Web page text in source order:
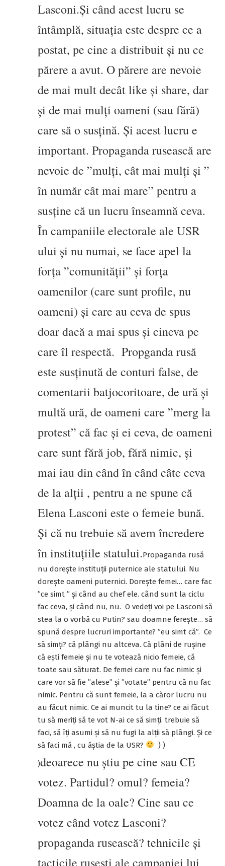
Lasconi.Și când acest lucru se
întâmplă, situația este despre ce a
postat, pe cine a distribuit și nu ce
părere a avut. O părere are nevoie
de mai mult decât like și share, dar
și de mai mulți oameni (sau fără)
care să o susțină. Și acest lucru e
important. Propaganda rusească are
nevoie de ”mulți, cât mai mulți și ”
în număr cât mai mare” pentru a
susține că un lucru înseamnă ceva.
În campaniile electorale ale USR
ului și nu numai, se face apel la
forța ”comunității” și forța
oamenilor (care sunt profile, nu
oameni) și care au ceva de spus
doar dacă a mai spus și cineva pe
care îl respectă. Propganda rusă
este susținută de conturi false, de
comentarii batjocoritoare, de ură și
multă ură, de oameni care ”merg la
protest” că fac și ei ceva, de oameni
care sunt fără job, fără nimic, și
mai iau din când în când câte ceva
de la alții , pentru a ne spune că
Elena Lasconi este o femeie bună.
Și că nu trebuie să avem încredere
în instituțiile statului.Propaganda rusă
nu dorește instituții puternice ale statului. Nu
dorește oameni puternici. Dorește femei… care fac
”ce simt ” și când au chef ele. când sunt la ciclu
fac ceva, și când nu, nu. O vedeți voi pe Lasconi să
stea la o vorbă cu Putin? sau doamne ferește… să
spună despre lucruri importante? ”eu simt că”. Ce
să simți? că plângi nu altceva. Că plâni de rușine
că ești femeie și nu te votează nicio femeie, că
toate sau săturat. De femei care nu fac nimic și
care vor să fie ”alese” și ”votate” pentru că nu fac
nimic. Pentru că sunt femeie, la a căror lucru nu
au făcut nimic. Ce ai muncit tu la tine? ce ai făcut
tu să meriți să te vot N-ai ce să simți. trebuie să
faci, să îți asumi și să nu fugi la alții să plângi. Și ce
să faci mă , cu ăștia de la USR?
) )
)deoarece nu știu pe cine sau CE
votez. Partidul? omul? femeia?
Doamna de la oale? Cine sau ce
votez când votez Lasconi?
propaganda rusească? tehnicile și
tacticile rusești ale campaniei lui